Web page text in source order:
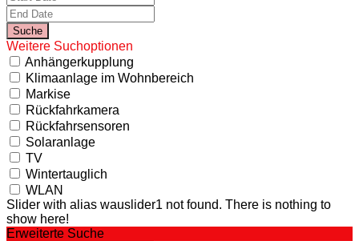
Weitere Suchoptionen
Anhängerkupplung
Klimaanlage im Wohnbereich
Markise
Rückfahrkamera
Rückfahrsensoren
Solaranlage
TV
Wintertauglich
WLAN
Slider with alias wauslider1 not found. There is nothing to
show here!
Erweiterte Suche